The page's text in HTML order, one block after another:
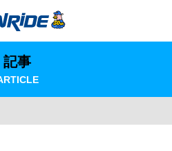
記事